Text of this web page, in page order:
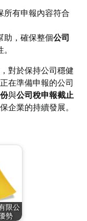
所有申報內容符合
助，確保整個公司
對於保持公司穩健
在準備申報的公司
與公司稅申報截止
企業的持續發展。
限公
勢